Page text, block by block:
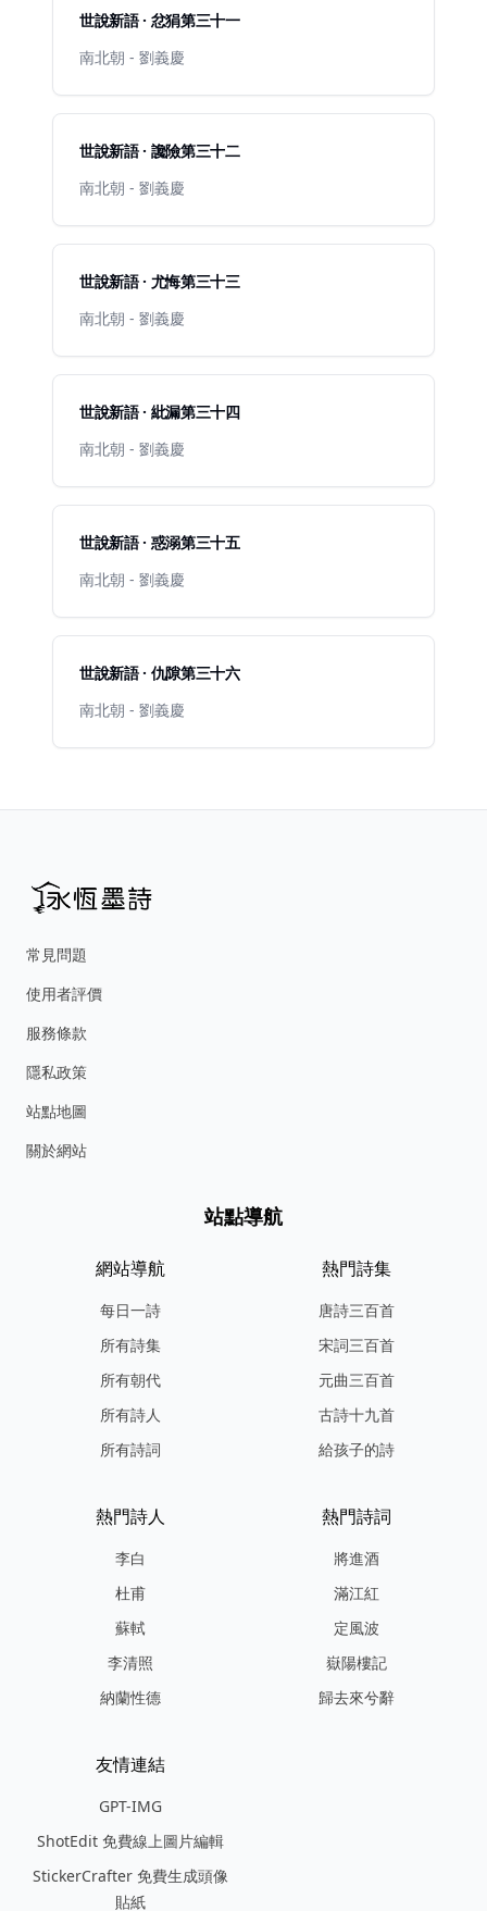
世說新語 · 忿狷第三十一
南北朝 - 劉義慶
世說新語 · 讒險第三十二
南北朝 - 劉義慶
世說新語 · 尤悔第三十三
南北朝 - 劉義慶
世說新語 · 紕漏第三十四
南北朝 - 劉義慶
世說新語 · 惑溺第三十五
南北朝 - 劉義慶
世說新語 · 仇隙第三十六
南北朝 - 劉義慶
常見問題
使用者評價
服務條款
隱私政策
站點地圖
關於網站
站點導航
網站導航
每日一詩
所有詩集
所有朝代
所有詩人
所有詩詞
熱門詩集
唐詩三百首
宋詞三百首
元曲三百首
古詩十九首
給孩子的詩
熱門詩人
李白
杜甫
蘇軾
李清照
納蘭性德
熱門詩詞
將進酒
滿江紅
定風波
嶽陽樓記
歸去來兮辭
友情連結
GPT-IMG
ShotEdit 免費線上圖片編輯
StickerCrafter 免費生成頭像
貼紙